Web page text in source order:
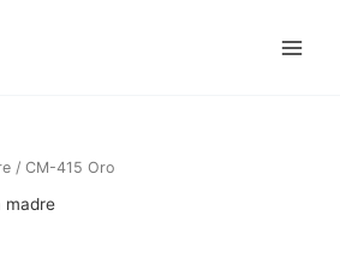
/ CM-415 Oro
madre